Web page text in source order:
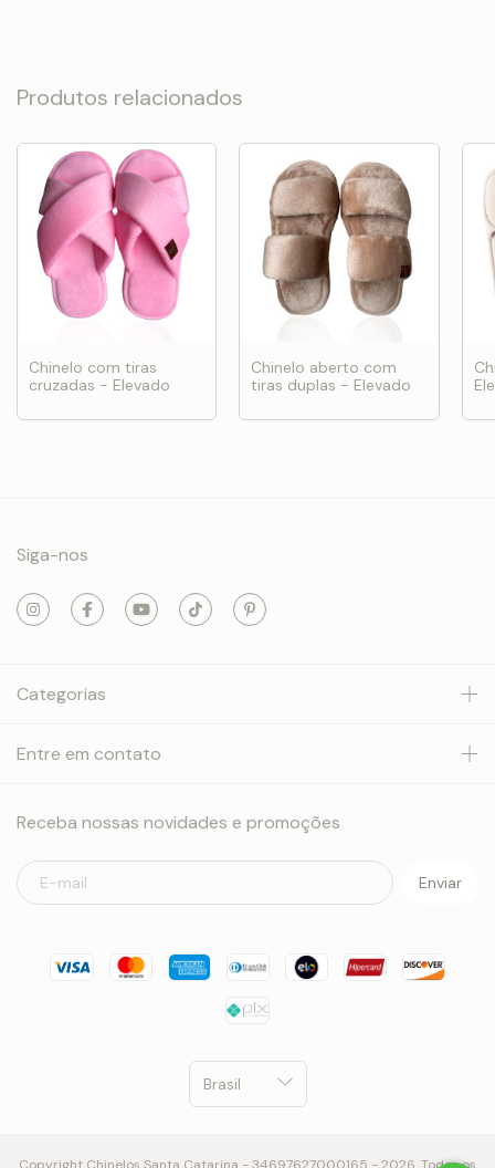
Produtos relacionados
Chinelo com tiras
cruzadas - Elevado
Chinelo aberto com
tiras duplas - Elevado
Siga-nos
Categorias
Entre em contato
Receba nossas novidades e promoções